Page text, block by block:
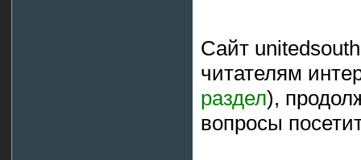
Сайт
читателям
раздел),
вопросы